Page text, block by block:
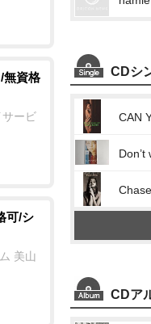
無資格
ービ
可/シ
美山
CDシ
CAN
CDア